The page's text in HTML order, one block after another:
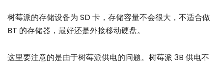
树莓派的存储设备为 SD 卡，存储容量不会很大，不适合做
BT 的存储器，最好还是外接移动硬盘。
这里要注意的是由于树莓派供电的问题。树莓派 3B 供电不